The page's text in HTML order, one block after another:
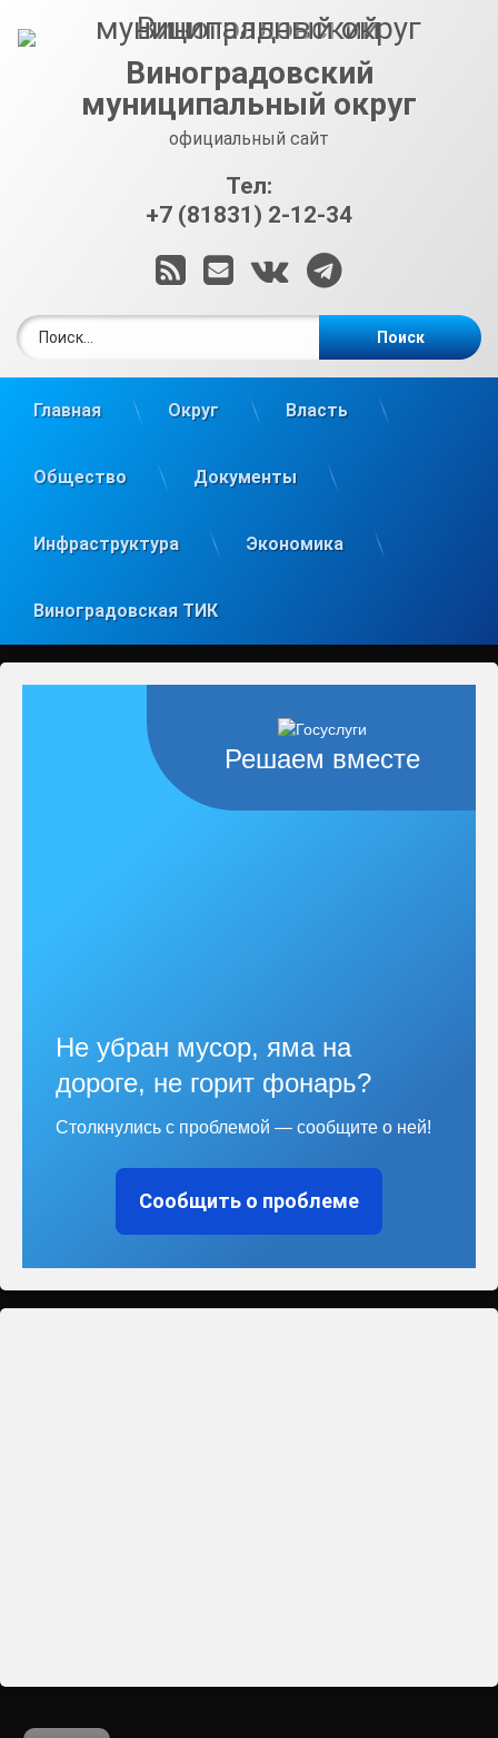
Виноградовский
муниципальный округ
официальный сайт
Тел:
+7 (81831) 2-12-34
RSSE-mailВКонтакте
Telegram
Главная Округ Власть
Общество Документы
Инфраструктура Экономика
Виноградовская ТИК
Решаем вместе
Не убран мусор, яма на
дороге, не горит фонарь?
Столкнулись с проблемой — сообщите о ней!
Сообщить о проблеме